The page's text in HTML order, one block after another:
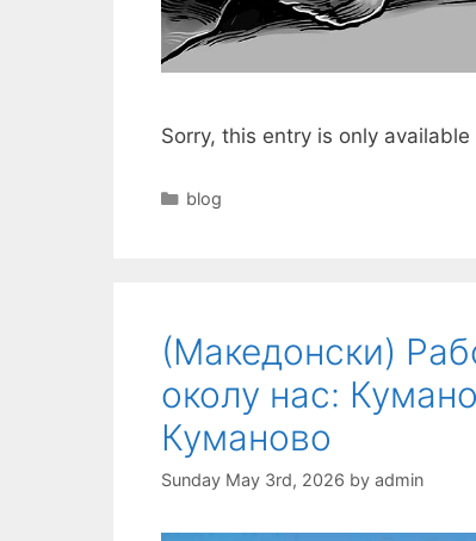
Sorry, this entry is only available
Categories
blog
(Македонски)
околу нас:
Куманово
Sunday May 3rd, 2026 by admin